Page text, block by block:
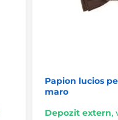
Papion lucios
maro
Depozit extern,